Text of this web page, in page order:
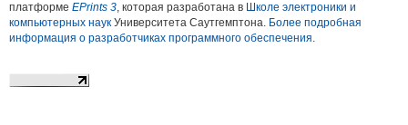
платформе EPrints 3, которая разработана в Школе электроники и
компьютерных наук Университета Саутгемптона. Более подробная
информация о разработчиках программного обеспечения.